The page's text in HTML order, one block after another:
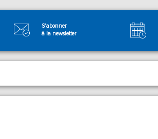
S'abonner
à la newsletter